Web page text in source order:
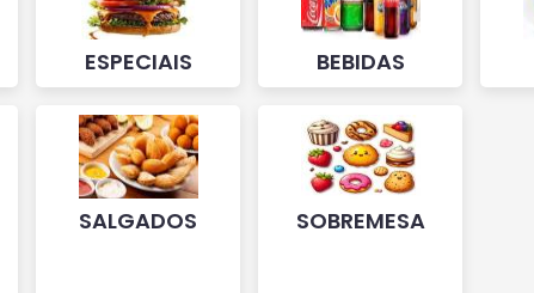
ESPECIAIS BEBIDAS
SALGADOS SOBREMESA